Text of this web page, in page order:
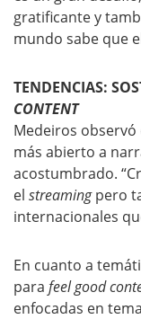
gratificante y
mundo sabe que
TENDENCIAS:
CONTENT
Medeiros
más abierto a
acostumbrado.
el streamingpero
internacionales
En cuanto a
para feel good
enfocadas en